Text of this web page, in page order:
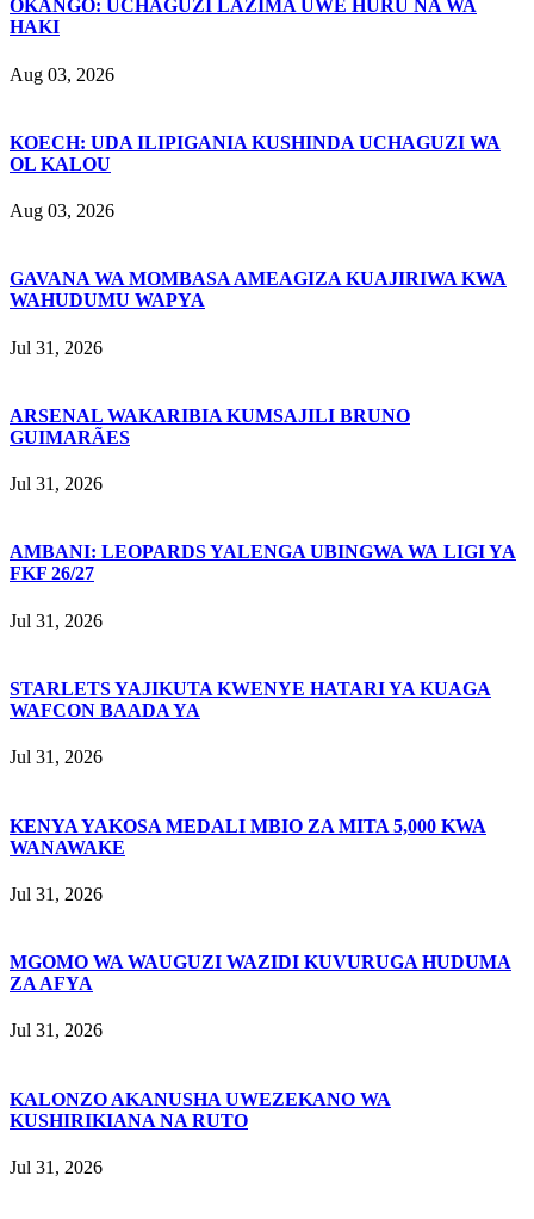
OKANGO: UCHAGUZI LAZIMA UWE HURU NA WA
HAKI
Aug 03, 2026
KOECH: UDA ILIPIGANIA KUSHINDA UCHAGUZI WA
OL KALOU
Aug 03, 2026
GAVANA WA MOMBASA AMEAGIZA KUAJIRIWA KWA
WAHUDUMU WAPYA
Jul 31, 2026
ARSENAL WAKARIBIA KUMSAJILI BRUNO
GUIMARÃES
Jul 31, 2026
AMBANI: LEOPARDS YALENGA UBINGWA WA LIGI YA
FKF 26/27
Jul 31, 2026
STARLETS YAJIKUTA KWENYE HATARI YA KUAGA
WAFCON BAADA YA
Jul 31, 2026
KENYA YAKOSA MEDALI MBIO ZA MITA 5,000 KWA
WANAWAKE
Jul 31, 2026
MGOMO WA WAUGUZI WAZIDI KUVURUGA HUDUMA
ZA AFYA
Jul 31, 2026
KALONZO AKANUSHA UWEZEKANO WA
KUSHIRIKIANA NA RUTO
Jul 31, 2026